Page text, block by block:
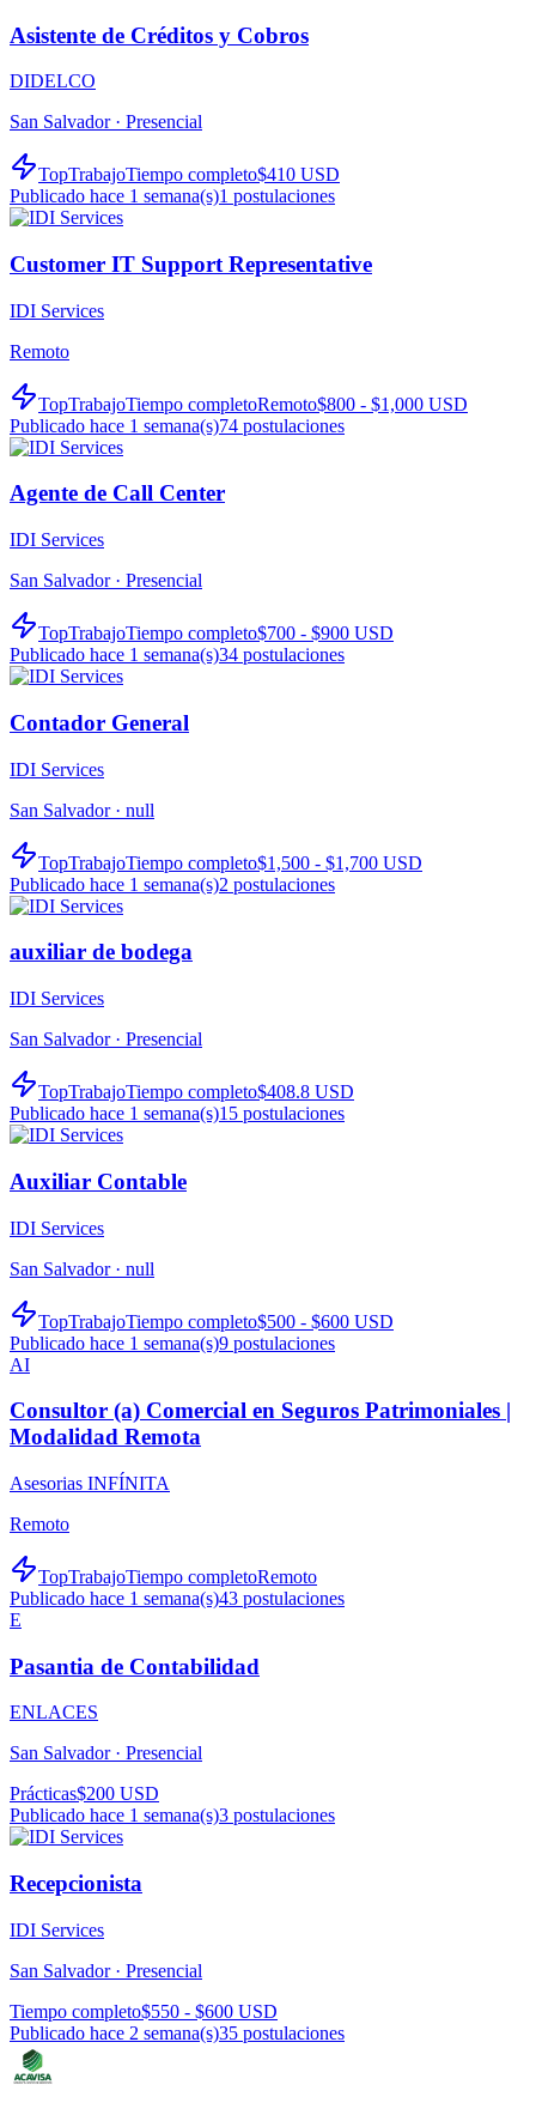
Asistente de Créditos y Cobros
DIDELCO
San Salvador · Presencial
TopTrabajoTiempo completo$410 USD
Publicado hace 1 semana(s)1 postulaciones
Customer IT Support Representative
IDI Services
Remoto
TopTrabajoTiempo completoRemoto$800 - $1,000 USD
Publicado hace 1 semana(s)74 postulaciones
Agente de Call Center
IDI Services
San Salvador · Presencial
TopTrabajoTiempo completo$700 - $900 USD
Publicado hace 1 semana(s)34 postulaciones
Contador General
IDI Services
San Salvador · null
TopTrabajoTiempo completo$1,500 - $1,700 USD
Publicado hace 1 semana(s)2 postulaciones
auxiliar de bodega
IDI Services
San Salvador · Presencial
TopTrabajoTiempo completo$408.8 USD
Publicado hace 1 semana(s)15 postulaciones
Auxiliar Contable
IDI Services
San Salvador · null
TopTrabajoTiempo completo$500 - $600 USD
Publicado hace 1 semana(s)9 postulaciones
AI
Consultor (a) Comercial en Seguros Patrimoniales |
Modalidad Remota
Asesorias INFÍNITA
Remoto
TopTrabajoTiempo completoRemoto
Publicado hace 1 semana(s)43 postulaciones
E
Pasantia de Contabilidad
ENLACES
San Salvador · Presencial
Prácticas$200 USD
Publicado hace 1 semana(s)3 postulaciones
Recepcionista
IDI Services
San Salvador · Presencial
Tiempo completo$550 - $600 USD
Publicado hace 2 semana(s)35 postulaciones